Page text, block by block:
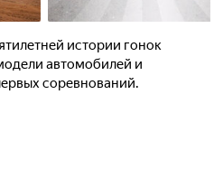
истории гонок
автомобилей и
соревнований.